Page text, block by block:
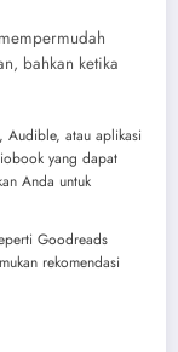
bahkan ketika
Audible, atau aplikasi
yang dapat
Anda untuk
Goodreads
rekomendasi